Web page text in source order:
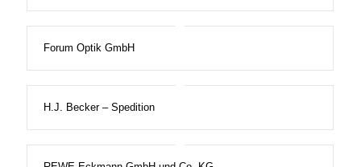
Forum Optik GmbH
H.J. Becker – Spedition